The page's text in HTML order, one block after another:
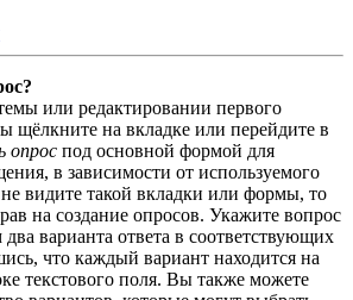
или редактировании первого
щёлкните на вкладке или перейдите в
опрос под основной формой для
в зависимости от используемого
видите такой вкладки или формы, то
на создание опросов. Укажите вопрос
варианта ответа в соответствующих
что каждый вариант находится на
текстового поля. Вы также можете